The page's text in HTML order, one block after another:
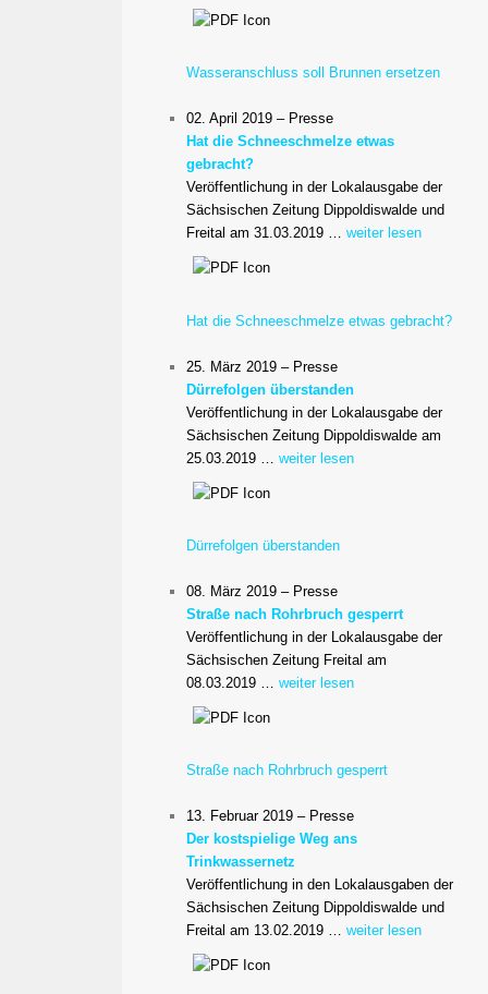
Wasseranschluss soll Brunnen ersetzen
02. April 2019 – Presse
Hat die Schneeschmelze etwas
gebracht?
Veröffentlichung in der Lokalausgabe der
Sächsischen Zeitung Dippoldiswalde und
Freital am 31.03.2019 …weiter lesen
Hat die Schneeschmelze etwas gebracht?
25. März 2019 – Presse
Dürrefolgen überstanden
Veröffentlichung in der Lokalausgabe der
Sächsischen Zeitung Dippoldiswalde am
25.03.2019 …weiter lesen
Dürrefolgen überstanden
08. März 2019 – Presse
Straße nach Rohrbruch gesperrt
Veröffentlichung in der Lokalausgabe der
Sächsischen Zeitung Freital am
08.03.2019 …weiter lesen
Straße nach Rohrbruch gesperrt
13. Februar 2019 – Presse
Der kostspielige Weg ans
Trinkwassernetz
Veröffentlichung in den Lokalausgaben der
Sächsischen Zeitung Dippoldiswalde und
Freital am 13.02.2019 …weiter lesen